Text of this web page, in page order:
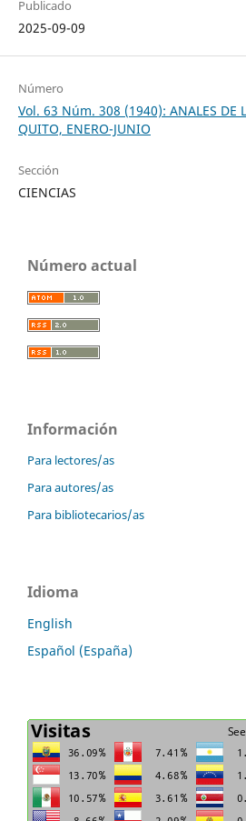
Publicado
2025-09-09
Número
Vol. 63 Núm. 308 (1940): ANALES DE
QUITO, ENERO-JUNIO
Sección
CIENCIAS
Número actual
Información
Para lectores/as
Para autores/as
Para bibliotecarios/as
Idioma
English
Español (España)